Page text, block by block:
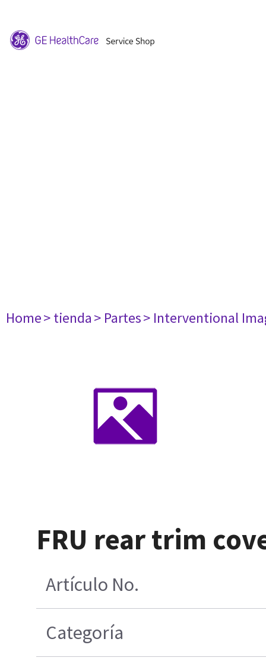
Home> tienda> Partes> Interventional
FRU rear trim
Artículo No.
Categoría